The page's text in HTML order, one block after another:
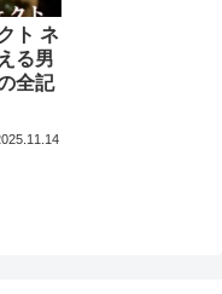
ト ネ
る男
全記